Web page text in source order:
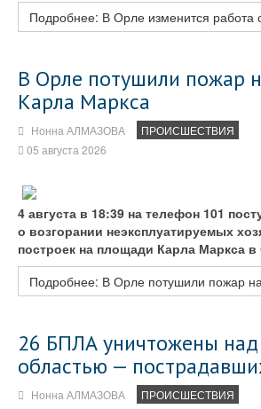
Подробнее: В Орле изменится работа
В Орле потушили пожар
Карла Маркса
Нонна АЛМАЗОВА
ПРОИСШЕСТВИЯ
05 августа 2026
4 августа в 18:39 на телефон 101
о возгорании неэксплуатируемых
построек на площади Карла Маркса
Подробнее: В Орле потушили пожар
26 БПЛА уничтожены
областью —
Нонна АЛМАЗОВА
ПРОИСШЕСТВИЯ